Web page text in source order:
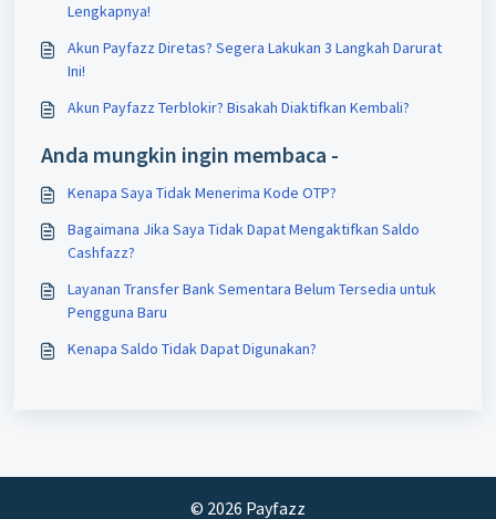
Lengkapnya!
Akun Payfazz Diretas? Segera Lakukan 3 Langkah Darurat
Ini!
Akun Payfazz Terblokir? Bisakah Diaktifkan Kembali?
Anda mungkin ingin membaca -
Kenapa Saya Tidak Menerima Kode OTP?
Bagaimana Jika Saya Tidak Dapat Mengaktifkan Saldo
Cashfazz?
Layanan Transfer Bank Sementara Belum Tersedia untuk
Pengguna Baru
Kenapa Saldo Tidak Dapat Digunakan?
© 2026 Payfazz